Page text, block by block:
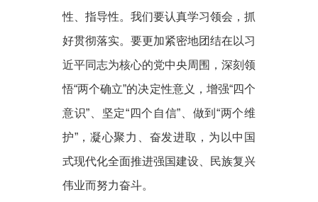
性、指导性。我们要认真学习领会，抓
好贯彻落实。要更加紧密地团结在以习
近平同志为核心的党中央周围，深刻领
悟“两个确立”的决定性意义，增强“四个
意识”、坚定“四个自信”、做到“两个维
护”，凝心聚力、奋发进取，为以中国
式现代化全面推进强国建设、民族复兴
伟业而努力奋斗。